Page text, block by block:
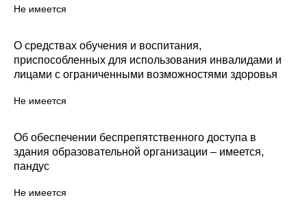
Не имеется
О средствах обучения и воспитания,
приспособленных для использования инвалидами и
лицами с ограниченными возможностями здоровья
Не имеется
Об обеспечении беспрепятственного доступа в
здания образовательной организации – имеется,
пандус
Не имеется